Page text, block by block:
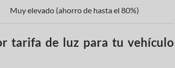
Muy elevado (ahorro de hasta el 80%)
tarifa de luz para tu vehículo